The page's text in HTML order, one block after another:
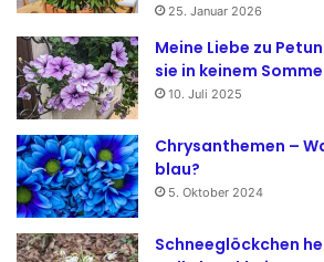
25. Januar 2026
Meine Liebe zu
sie in keinem
10. Juli 2025
Chrysanthemen –
blau?
5. Oktober 2024
Schneeglöckchen